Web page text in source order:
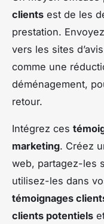
clients est de les
prestation.
vers les sites
comme une
déménagement,
retour.
Intégrez ces
marketing. Créez
web, partagez-les
utilisez-les dans
témoignages
clients potentiels